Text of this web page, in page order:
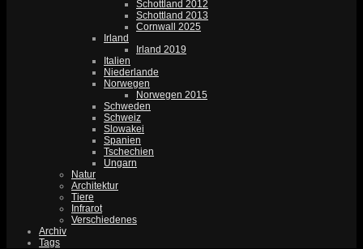
Schottland 2012
Schottland 2013
Cornwall 2025
Irland
Irland 2019
Italien
Niederlande
Norwegen
Norwegen 2015
Schweden
Schweiz
Slowakei
Spanien
Tschechien
Ungarn
Natur
Architektur
Tiere
Infrarot
Verschiedenes
Archiv
Tags